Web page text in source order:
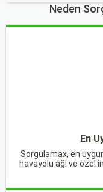
Neden
En
Sorgulamax, en
havayolu ağı ve özel